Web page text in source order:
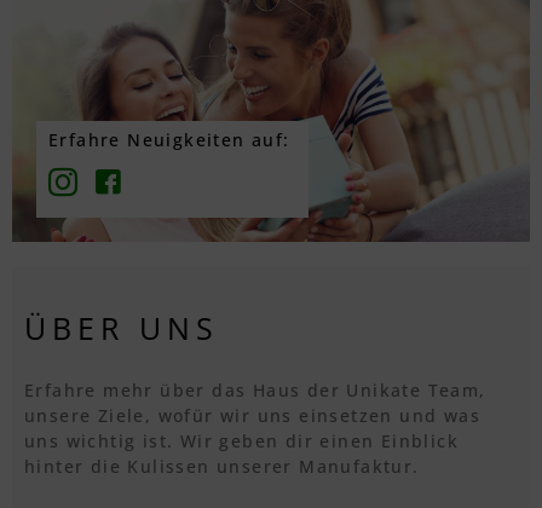
Erfahre Neuigkeiten auf:
ÜBER UNS
Erfahre mehr über das Haus der Unikate Team,
unsere Ziele, wofür wir uns einsetzen und was
uns wichtig ist. Wir geben dir einen Einblick
hinter die Kulissen unserer Manufaktur.